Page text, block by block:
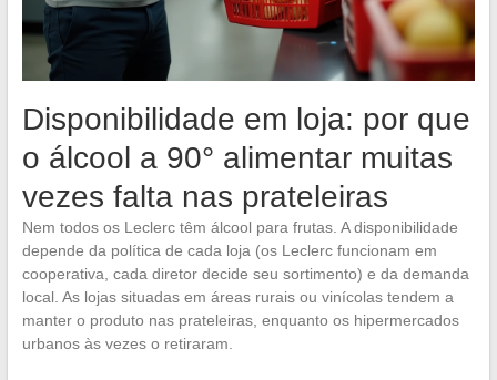
Disponibilidade em loja: por que
o álcool a 90° alimentar muitas
vezes falta nas prateleiras
Nem todos os Leclerc têm álcool para frutas. A disponibilidade
depende da política de cada loja (os Leclerc funcionam em
cooperativa, cada diretor decide seu sortimento) e da demanda
local. As lojas situadas em áreas rurais ou vinícolas tendem a
manter o produto nas prateleiras, enquanto os hipermercados
urbanos às vezes o retiraram.